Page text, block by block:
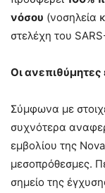
νόσου (νοσηλεία
στελέχη του
Οι ανεπιθύμητες
Σύμφωνα με
συχνότερα
εμβολίου της
μεσοπρόθεσμες.
σημείο της